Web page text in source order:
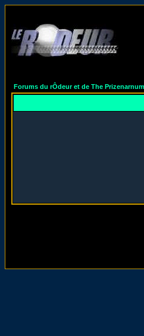
Forums du rÔdeur et de The